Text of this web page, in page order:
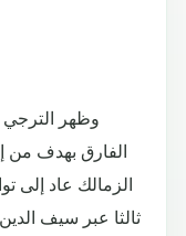
وظهر
الزمالك عاد إلى